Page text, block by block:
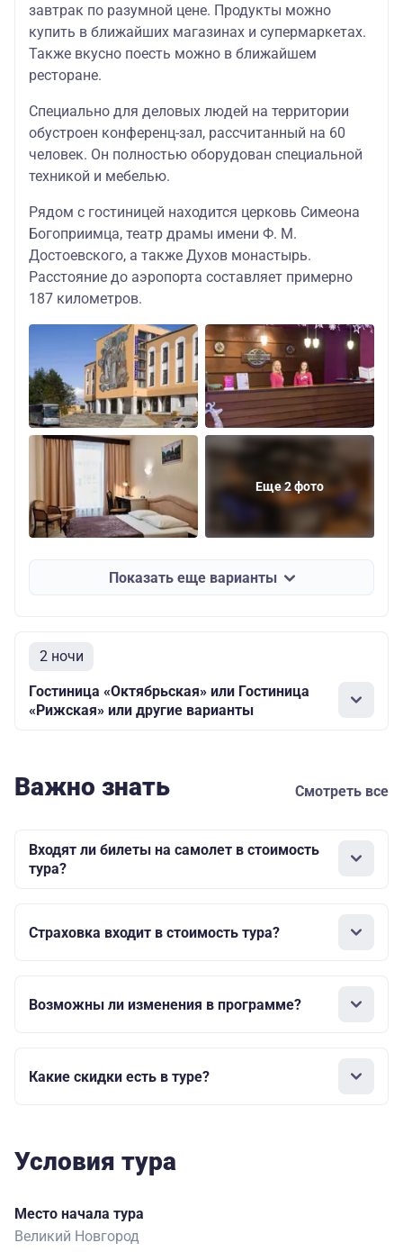
завтрак по разумной цене. Продукты можно
купить в ближайших магазинах и супермаркетах.
Также вкусно поесть можно в ближайшем
ресторане.
Специально для деловых людей на территории
обустроен конференц-зал, рассчитанный на 60
человек. Он полностью оборудован специальной
техникой и мебелью.
Рядом с гостиницей находится церковь Симеона
Богоприимца, театр драмы имени Ф. М.
Достоевского, а также Духов монастырь.
Расстояние до аэропорта составляет примерно
187 километров.
Еще 2 фото
Показать еще варианты
2 ночи
Гостиница «Октябрьская» или Гостиница
«Рижская» или другие варианты
Важно знать Смотреть все
Входят ли билеты на самолет в стоимость
тура?
Страховка входит в стоимость тура?
Возможны ли изменения в программе?
Какие скидки есть в туре?
Условия тура
Место начала тура
Великий Новгород